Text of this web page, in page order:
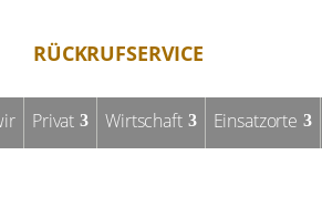
RÜCKRUFSERVICE
Pri­vat Wirt­schaft Ein­satz­or­te